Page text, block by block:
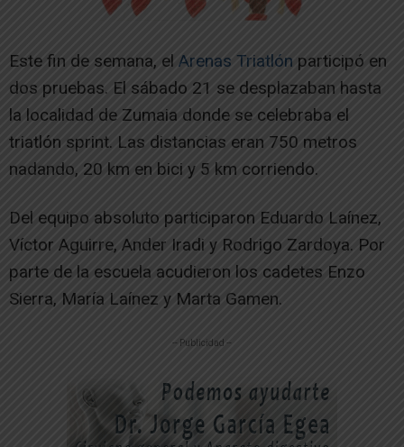
Este fin de semana, el Arenas Triatlón participó en
dos pruebas. El sábado 21 se desplazaban hasta
la localidad de Zumaia donde se celebraba el
triatlón sprint. Las distancias eran 750 metros
nadando, 20 km en bici y 5 km corriendo.
Del equipo absoluto participaron Eduardo Laínez,
Víctor Aguirre, Ander Iradi y Rodrigo Zardoya. Por
parte de la escuela acudieron los cadetes Enzo
Sierra, María Laínez y Marta Gamen.
-- Publicidad --